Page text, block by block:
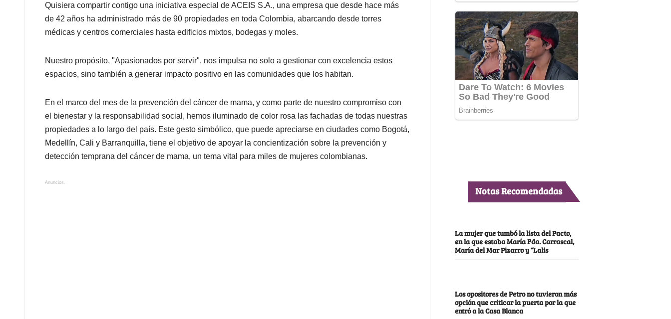
A
p
p
o
o
k
d
I
n
d
s
Quisiera compartir contigo una iniciativa especial de ACEIS S.A., una empresa que desde hace más
de 42 años ha administrado más de 90 propiedades en toda Colombia, abarcando desde torres
médicas y centros comerciales hasta edificios mixtos, bodegas y moles.
Nuestro propósito, "Apasionados por servir", nos impulsa no solo a gestionar con excelencia estos
espacios, sino también a generar impacto positivo en las comunidades que los habitan.
En el marco del mes de la prevención del cáncer de mama, y como parte de nuestro compromiso con
el bienestar y la responsabilidad social, hemos iluminado de color rosa las fachadas de todas nuestras
propiedades a lo largo del país. Este gesto simbólico, que puede apreciarse en ciudades como Bogotá,
Medellín, Cali y Barranquilla, tiene el objetivo de apoyar la concientización sobre la prevención y
detección temprana del cáncer de mama, un tema vital para miles de mujeres colombianas.
Anuncios.
Notas Recomendadas
La mujer que tumbó la lista del Pacto,
en la que estaba María Fda. Carrascal,
María del Mar Pizarro y “Lalis
Los opositores de Petro no tuvieron más
opción que criticar la puerta por la que
entró a la Casa Blanca